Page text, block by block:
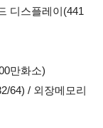
디스플레이(441
만화소)
64) / 외장메모리